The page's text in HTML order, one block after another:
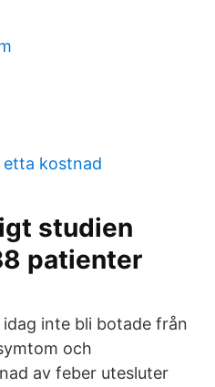
etta kostnad
studien
patienter
inte bli botade från
och
av feber utesluter